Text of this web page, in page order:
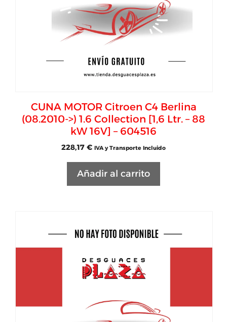
CUNA MOTOR Citroen C4 Berlina
(08.2010->) 1.6 Collection [1,6 Ltr. – 88
kW 16V] – 604516
228,17 € IVA y Transporte Incluido
Añadir al carrito